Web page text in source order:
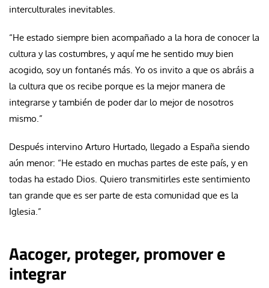
interculturales inevitables.
“He estado siempre bien acompañado a la hora de conocer la
cultura y las costumbres, y aquí me he sentido muy bien
acogido, soy un fontanés más. Yo os invito a que os abráis a
la cultura que os recibe porque es la mejor manera de
integrarse y también de poder dar lo mejor de nosotros
mismo.”
Después intervino Arturo Hurtado, llegado a España siendo
aún menor: “He estado en muchas partes de este país, y en
todas ha estado Dios. Quiero transmitirles este sentimiento
tan grande que es ser parte de esta comunidad que es la
Iglesia.”
Aacoger, proteger, promover e
integrar